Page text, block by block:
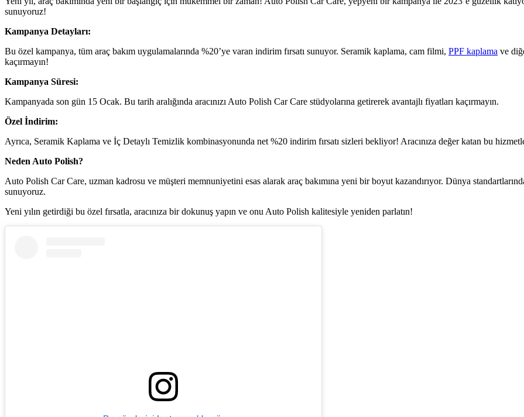
sunuyoruz!
Kampanya Detayları:
Bu özel kampanya, tüm araç bakım uygulamalarında %20’ye varan indirim fırsatı sunuyor. Seramik kaplama, cam filmi, PPF kaplama ve
kaçırmayın!
Kampanya Süresi:
Kampanyada son gün 15 Ocak. Bu tarih aralığında aracınızı Auto Polish Car Care stüdyolarına getirerek avantajlı fiyatları kaçırmayın.
Özel İndirim:
Ayrıca, Seramik Kaplama ve İç Detaylı Temizlik kombinasyonunda net %20 indirim fırsatı sizleri bekliyor! Aracınıza değer katan bu
Neden Auto Polish?
Auto Polish Car Care, uzman kadrosu ve müşteri memnuniyetini esas alarak araç bakımına yeni bir boyut kazandırıyor. Dünya
sunuyoruz.
Yeni yılın getirdiği bu özel fırsatla, aracınıza bir dokunuş yapın ve onu Auto Polish kalitesiyle yeniden parlatın!